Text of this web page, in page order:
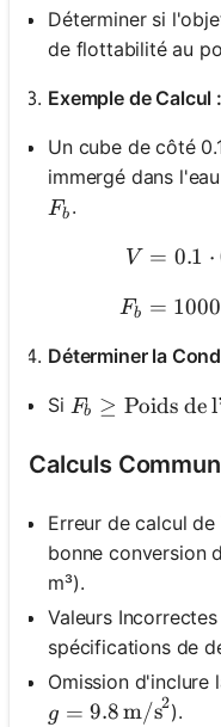
Déterminer si
de flottabilité au
Exemple de Calcul :
Un cube de côté
immergé dans
F_b
Fb .
V = 0.1 ⋅
Fb = 1000
Déterminer la
Si F_b \geq
Fb ≥ Poids de
Calculs
Erreur de calcul
bonne conversion
m³).
Valeurs
spécifications de
Omission d'inclure
g = 9.8 \,
g = 9.8m/s2).